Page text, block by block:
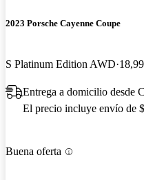
2023 Porsche Cayenne Coupe
S Platinum Edition AWD
Entrega a domicilio desde
El precio incluye envío de
Buena oferta